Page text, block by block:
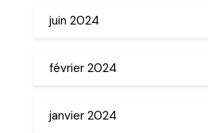
juin 2024
février 2024
janvier 2024